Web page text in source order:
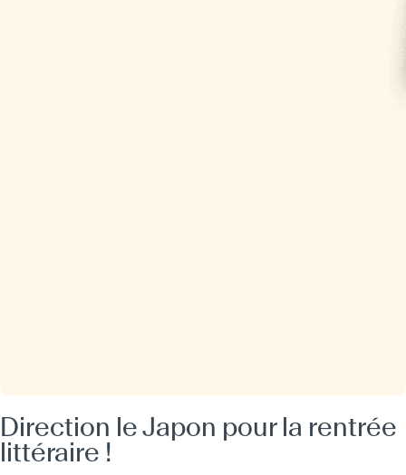
Direction le Japon pour la rentrée
littéraire !